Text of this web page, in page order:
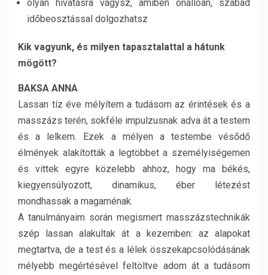
olyan hivatásra vágysz, amiben önállóan, szabad
időbeosztással dolgozhatsz
Kik vagyunk, és milyen tapasztalattal a hátunk
mögött?
BAKSA ANNA
Lassan tíz éve mélyítem a tudásom az érintések és a
masszázs terén, sokféle impulzusnak adva át a testem
és a lelkem. Ezek a mélyen a testembe vésődő
élmények alakították a legtöbbet a személyiségemen
és vittek egyre közelebb ahhoz, hogy ma békés,
kiegyensúlyozott, dinamikus, éber létezést
mondhassak a magaménak.
A tanulmányaim során megismert masszázstechnikák
szép lassan alakultak át a kezemben: az alapokat
megtartva, de a test és a lélek összekapcsolódásának
mélyebb megértésével feltöltve adom át a tudásom